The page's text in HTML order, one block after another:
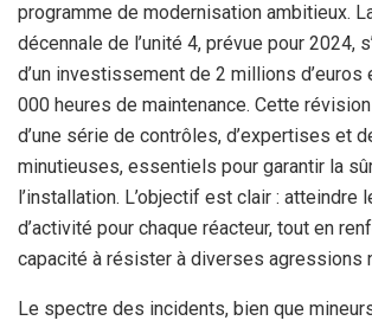
programme de modernisation ambitieux.
décennale de l’unité 4, prévue pour 2024,
d’un investissement de 2 millions d’euros
000 heures de maintenance. Cette révision
d’une série de contrôles, d’expertises et
minutieuses, essentiels pour garantir la
l’installation. L’objectif est clair : atteindre
d’activité pour chaque réacteur, tout en
capacité à résister à diverses agressions
Le spectre des incidents, bien que